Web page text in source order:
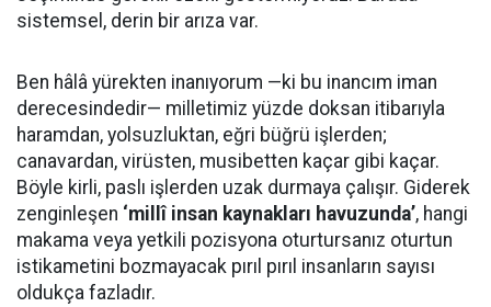
sistemsel, derin bir arıza var.
Ben hâlâ yürekten inanıyorum —ki bu inancım iman
derecesindedir— milletimiz yüzde doksan itibarıyla
haramdan, yolsuzluktan, eğri büğrü işlerden;
canavardan, virüsten, musibetten kaçar gibi kaçar.
Böyle kirli, paslı işlerden uzak durmaya çalışır. Giderek
zenginleşen ‘millî insan kaynakları havuzunda’, hangi
makama veya yetkili pozisyona oturtursanız oturtun
istikametini bozmayacak pırıl pırıl insanların sayısı
oldukça fazladır.